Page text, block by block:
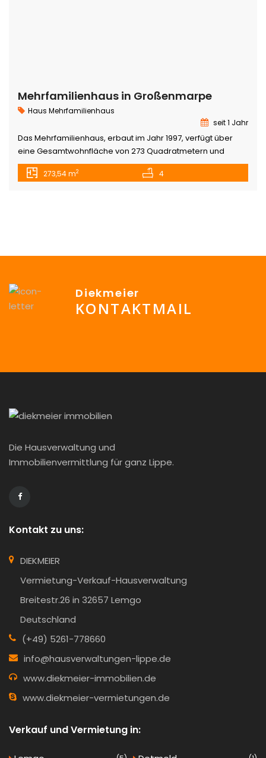
Mehrfamilienhaus in Großenmarpe
Haus Mehrfamilienhaus
seit 1 Jahr
Das Mehrfamilienhaus, erbaut im Jahr 1997, verfügt über
eine Gesamtwohnfläche von 273 Quadratmetern und
befindet sich auf einem 680 Quadratmeter großen
Grundstück. Mit seinen vier Wohneinheiten bietet das
273,54 m2 4
Diekmeier
KONTAKTMAIL
Die Hausverwaltung und
Immobilienvermittlung für ganz Lippe.
Kontakt zu uns:
DIEKMEIER
Vermietung-Verkauf-Hausverwaltung
Breitestr.26 in 32657 Lemgo
Deutschland
(+49) 5261-778660
info@hausverwaltungen-lippe.de
www.diekmeier-immobilien.de
www.diekmeier-vermietungen.de
Verkauf und Vermietung in: